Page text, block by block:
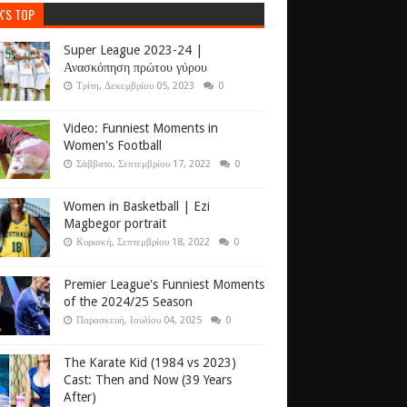
TOP
Super League 2023-24 |
Ανασκόπηση πρώτου γύρου
Τρίτη, Δεκεμβρίου 05, 2023 0
Video: Funniest Moments in
Women's Football
Σάββατο, Σεπτεμβρίου 17, 2022 0
Women in Basketball | Ezi
Magbegor portrait
Κυριακή, Σεπτεμβρίου 18, 2022 0
Premier League's Funniest Moments
of the 2024/25 Season
Παρασκευή, Ιουλίου 04, 2025 0
The Karate Kid (1984 vs 2023)
Cast: Then and Now (39 Years
After)